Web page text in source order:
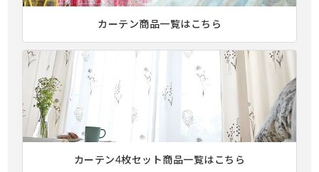
カーテン商品一覧はこちら
カーテン4枚セット商品一覧はこちら